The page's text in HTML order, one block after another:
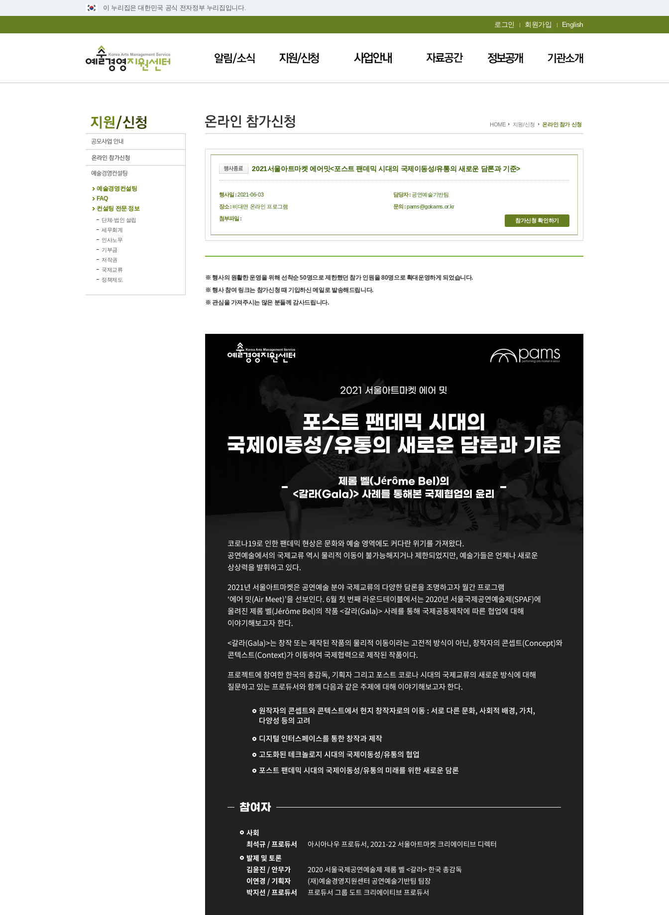
이 누리집은 대한민국 공식 전자정부 누리집입니다.
로그인 회원가입 English
예술경영컨설팅
FAQ
컨설팅 전문 정보
단체·법인 설립
세무회계
인사노무
기부금
저작권
국제교류
정책제도
HOME 지원/신청 온라인 참가 신청
2021서울아트마켓 에어밋<포스트 팬데믹 시대의 국제이동성/유통의 새로운 담론과 기준>
행사일 :2021-06-03 담당자 :공연예술기반팀
장소 : 비대면 온라인 프로그램 문의 :pams@gokams.or.kr
첨부파일 :
※ 행사의 원활한 운영을 위해 선착순 50명으로 제한했던 참가 인원을 80명으로 확대운영하게 되었습니다.
※ 행사 참여 링크는 참가신청 때 기입하신 메일로 발송해드립니다.
※ 관심을 가져주시는 많은 분들께 감사드립니다.